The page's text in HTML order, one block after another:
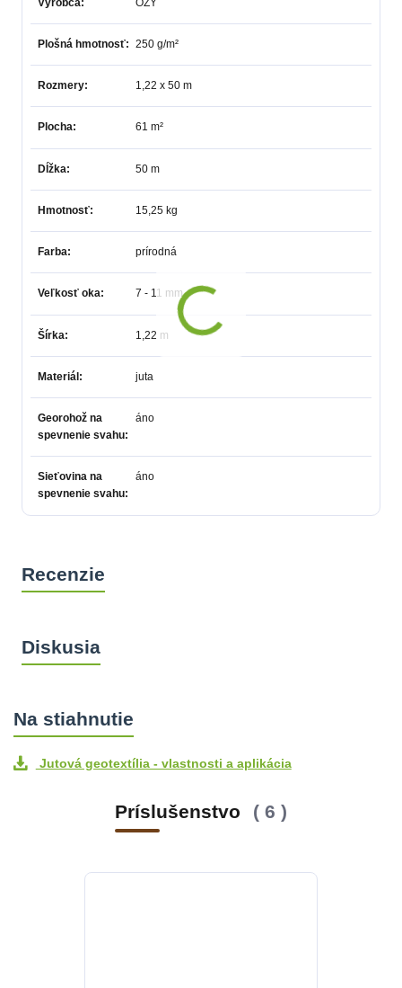
Plošná hmotnosť 250 g/m²
Rozmery 1,22 x 50 m
Plocha 61 m²
Dĺžka 50 m
Hmotnosť 15,25 kg
Farba prírodná
Veľkosť oka 7 - 11 mm
Šírka 1,22 m
Materiál juta
Georohož na
spevnenie svahu
áno
Sieťovina na
spevnenie svahu
áno
Jutová geotextília - vlastnosti a aplikácia
Príslušenstvo 6